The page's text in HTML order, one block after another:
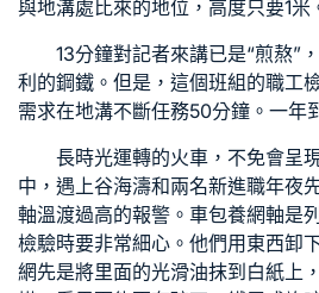
與地溝處比來的地位，高度只要1米
13分鐘對記者來講已是“煎熬”
利的鋼鐵。但是，這個班組的職工
需求在地溝不斷任務50分鐘。一年
長時光運轉的火車，不免會呈
中，遇上谷海濤和兩名新進職年夜
軸溫渡過高的報警。車包養網軸是
檢驗時要非常細心。他們用東西卸
網先是將里面的光滑油抹到白紙上